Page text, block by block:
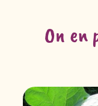
On en